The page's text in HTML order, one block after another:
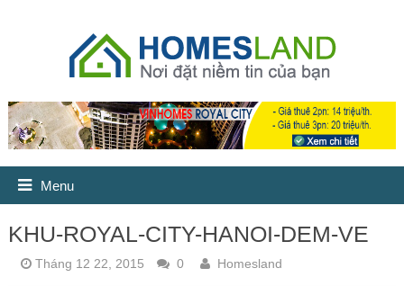
Menu
KHU-ROYAL-CITY-HANOI-DEM-VE
Tháng 12 22, 2015 0 Homesland